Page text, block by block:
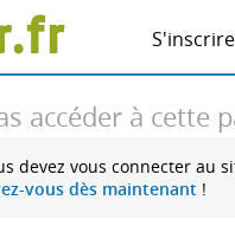
S'inscrire
accéder à cette
devez vous connecter au
vous dès maintenant !